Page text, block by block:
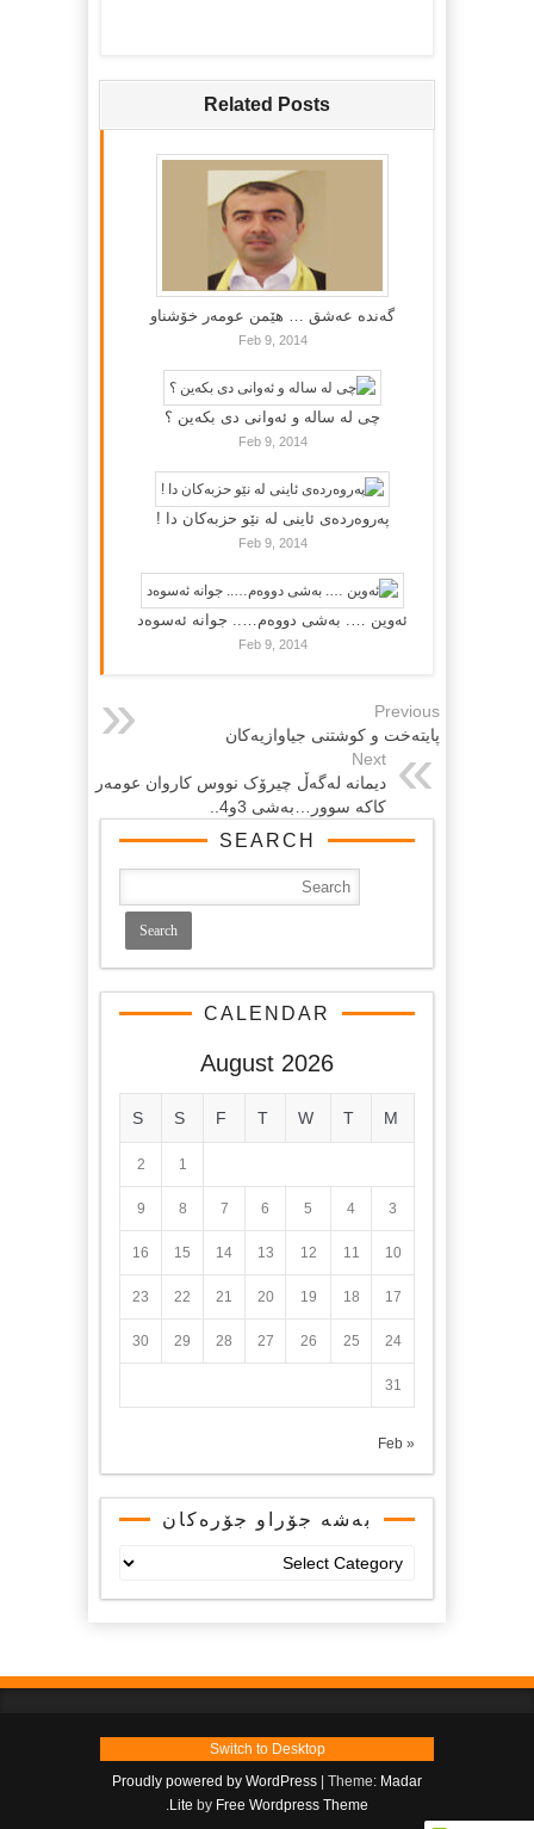
Related Posts
گه‌نده‌ عه‌شق … هێمن عومه‌ر خۆشناو
Feb 9, 2014
چی لە سالە و ئەوانی دی بكەین ؟
Feb 9, 2014
پەروەردەی ئاینی لە نێو حزبەکان دا !
Feb 9, 2014
ئەوین …. بەشی دووەم….. جوانە ئەسوەد
Feb 9, 2014
Previous
پایتەخت و كوشتنى جیاوازیەكان
Next
دیمانه‌ له‌گه‌ڵ چیرۆک نووس کاروان عومه‌ر
کاکه‌ سوور…به‌شی 3و4..
SEARCH
CALENDAR
August 2026
M
T
W
T
F
S
S
1
2
3
4
5
6
7
8
9
10
11
12
13
14
15
16
17
18
19
20
21
22
23
24
25
26
27
28
29
30
31
« Feb
بەشە جۆراو جۆرەکان
جۆرەکان
Switch to Desktop
Proudly powered by WordPress
Theme: Madar
Lite by Free Wordpress Theme
.